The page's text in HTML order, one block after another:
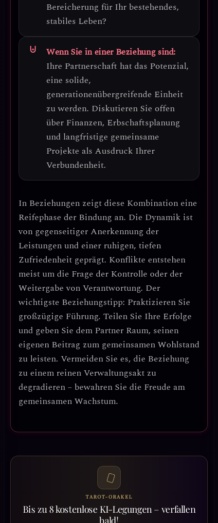
Bereicherung für Ihr bestehendes,
stabiles Leben?
Wenn Sie in einer Beziehung sind:
Ihre Partnerschaft hat das Potenzial,
eine solide,
generationenübergreifende Einheit
zu werden. Diskutieren Sie offen
über Finanzen, Erbschaftsplanung
und langfristige gemeinsame
Projekte als Ausdruck Ihrer
Verbundenheit.
In Beziehungen zeigt diese Kombination eine
Reifephase der Bindung an. Die Dynamik ist
von gegenseitigerAnerkennung der
Leistungenund einer ruhigen, tiefen
Zufriedenheit geprägt. Konflikte entstehen
meist um die Frage der Kontrolle oder der
Weitergabe von Verantwortung. Der
wichtigste Beziehungstipp: Praktizieren Sie
großzügige Führung. Teilen Sie Ihre Erfolge
und geben Sie dem Partner Raum, seinen
eigenen Beitrag zum gemeinsamen Wohlstand
zu leisten. Vermeiden Sie es, die Beziehung
zu einem reinen Verwaltungsakt zu
degradieren – bewahren Sie die Freude am
gemeinsamen Wachstum.
TAROT-ORAKEL
Bis zu 8 kostenlose KI-Legungen – verfallen
bald!